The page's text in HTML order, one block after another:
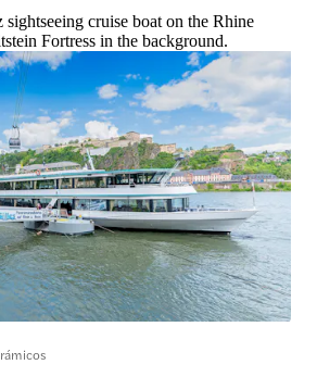
cruise boat on the Rhine
Fortress in the background.